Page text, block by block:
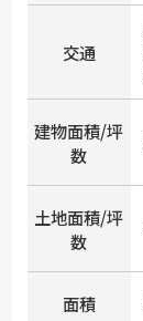
交通
建物面積/坪
数
土地面積/坪
数
面積